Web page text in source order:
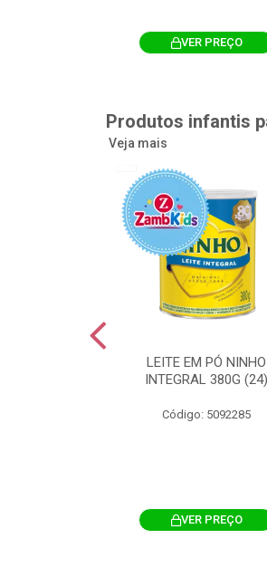
VER PREÇO
Produtos infantis
Veja mais
LEITE EM PÓ NINHO
INTEGRAL 380G (24)
Código: 5092285
VER PREÇO